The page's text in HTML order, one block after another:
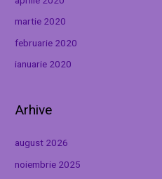
martie 2020
februarie 2020
ianuarie 2020
Arhive
august 2026
noiembrie 2025